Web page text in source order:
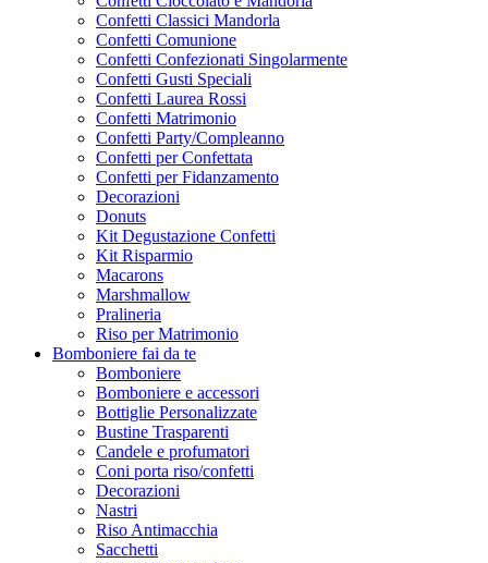
Confetti Classici Mandorla
Confetti Comunione
Confetti Confezionati Singolarmente
Confetti Gusti Speciali
Confetti Laurea Rossi
Confetti Matrimonio
Confetti Party/Compleanno
Confetti per Confettata
Confetti per Fidanzamento
Decorazioni
Donuts
Kit Degustazione Confetti
Kit Risparmio
Macarons
Marshmallow
Pralineria
Riso per Matrimonio
Bomboniere fai da te
Bomboniere
Bomboniere e accessori
Bottiglie Personalizzate
Bustine Trasparenti
Candele e profumatori
Coni porta riso/confetti
Decorazioni
Nastri
Riso Antimacchia
Sacchetti